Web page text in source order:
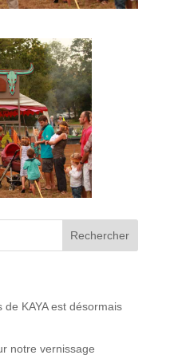
de KAYA est désormais
notre vernissage